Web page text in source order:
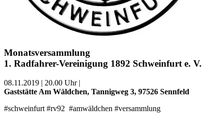
Monatsversammlung
1. Radfahrer-Vereinigung 1892 Schweinfurt e. V.
08.11.2019 | 20.00 Uhr |
Gaststätte Am Wäldchen, Tannigweg 3, 97526 Sennfeld
‪#schweinfurt #rv92 #amwäldchen #versammlung